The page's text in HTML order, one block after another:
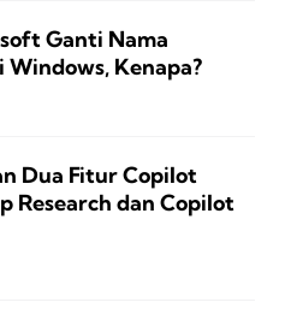
Ganti Nama
Kenapa?
Dua Fitur Copilot
Research dan Copilot